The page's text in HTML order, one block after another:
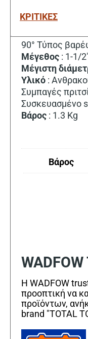
ΚΡΙΤΙΚΕΣ
90° Τύπος
Μέγεθος : 1-1/
Μέγιστη
Υλικό :
Συμπαγές
Συσκευασμένο
Βάρος : 1.3 Kg
Βάρος
Η WADFOW
προοπτική να
προϊόντων,
brand "TOTAL